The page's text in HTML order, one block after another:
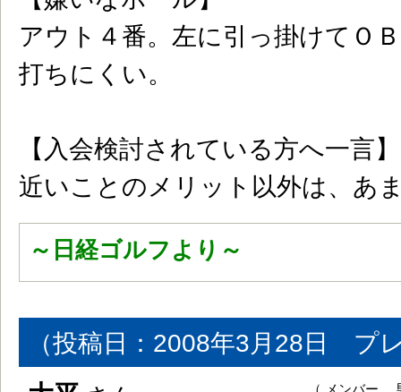
アウト４番。左に引っ掛けてＯ
打ちにくい。
【入会検討されている方へ一言】
近いことのメリット以外は、あ
～日経ゴルフより～
（投稿日：2008年3月28日 プ
（ メンバー